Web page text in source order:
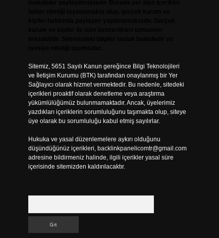
Sitemiz, 5651 Sayılı Kanun gereğince Bilgi Teknolojileri
ve İletişim Kurumu (BTK) tarafından onaylanmış bir Yer
Sağlayıcı olarak hizmet vermektedir. Bu nedenle, sitedeki
içerikleri proaktif olarak denetleme veya araştırma
yükümlülüğümüz bulunmamaktadır. Ancak, üyelerimiz
yazdıkları içeriklerin sorumluluğunu taşımakta olup, siteye
üye olarak bu sorumluluğu kabul etmiş sayılırlar.
Hukuka ve yasal düzenlemelere aykırı olduğunu
düşündüğünüz içerikleri, backlinkpanelicomtr@gmail.com
adresine bildirmeniz halinde, ilgili içerikler yasal süre
içerisinde sitemizden kaldırılacaktır.